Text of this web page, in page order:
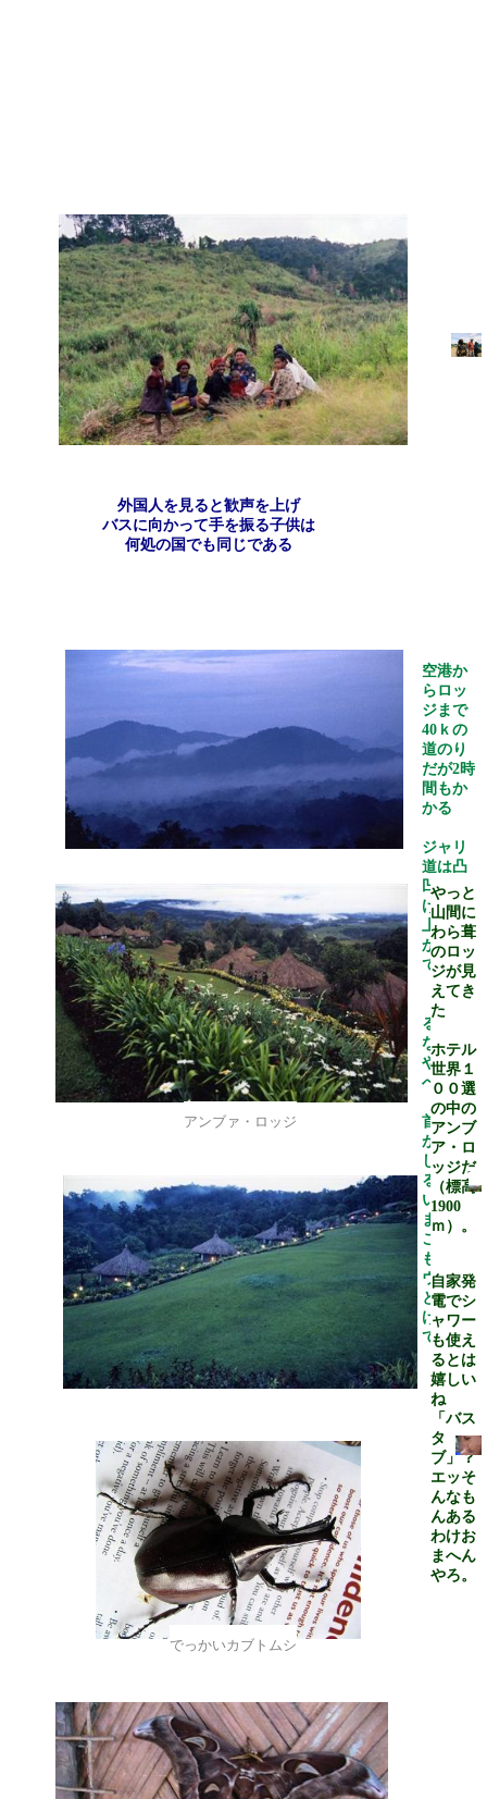
でっかいカブトムシ
アンブァ・ロッジ
やっと
山間に
わら葺
のロッ
ジが見
えてき
た
ホテル
世界１
００選
の中の
アンブ
ア・ロ
ッジだ
（標高
1900
ｍ）。
自家発
電でシ
ャワー
も使え
るとは
嬉しい
ね
「バス
タ
ブ」？
エッそ
んなも
んある
わけお
まへん
やろ。
外国人を見ると歓声を上げ
バスに向かって手を振る子供は
何処の国でも同じである
空港か
らロッ
ジまで
40 ｋの
道のり
だが2時
間もか
かる
ジャリ
道は凸
凹だら
けの
上、ぬ
かるん
でいる
「揺れ
るって
なもん
やおま
へん」
首と腰
がおか
しくな
るぐら
い揺れ
まっせ
これで
もハイ
ウエイ
と名づ
けられ
ている